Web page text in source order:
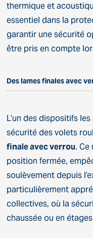
thermique et
essentiel dans la
garantir une sécurité
être pris en compte
Des lames finales avec
L’un des dispositifs
sécurité des volets
finale avec verrou. Ce
position fermée,
soulèvement depuis
particulièrement
collectives, où la
chaussée ou en